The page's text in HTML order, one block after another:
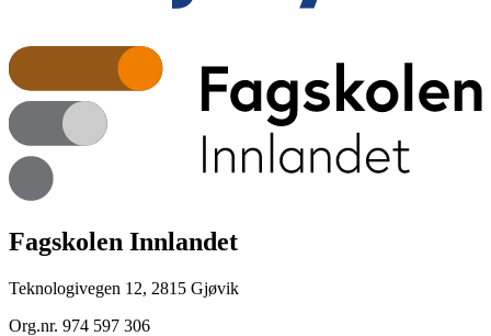
Fagskolen Innlandet
Teknologivegen 12, 2815 Gjøvik
Org.nr. 974 597 306